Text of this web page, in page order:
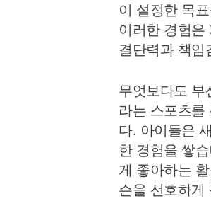
이 설정한 목
이러한 경험은
결단력과 책임
무엇보다도 부
라는 스포츠를
다. 아이들은
한 경험을 쌓
게 좋아하는
슨을 선호하게